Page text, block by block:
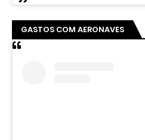
GASTOS COM AERONAVES